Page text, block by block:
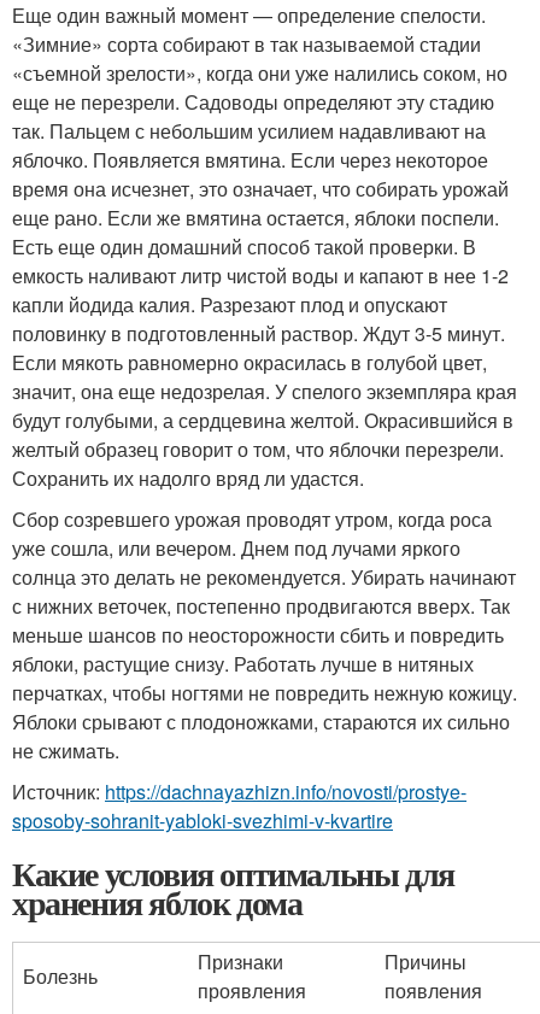
Еще один важный момент — определение спелости.
«Зимние» сорта собирают в так называемой стадии
«съемной зрелости», когда они уже налились соком, но
еще не перезрели. Садоводы определяют эту стадию
так. Пальцем с небольшим усилием надавливают на
яблочко. Появляется вмятина. Если через некоторое
время она исчезнет, это означает, что собирать урожай
еще рано. Если же вмятина остается, яблоки поспели.
Есть еще один домашний способ такой проверки. В
емкость наливают литр чистой воды и капают в нее 1-2
капли йодида калия. Разрезают плод и опускают
половинку в подготовленный раствор. Ждут 3-5 минут.
Если мякоть равномерно окрасилась в голубой цвет,
значит, она еще недозрелая. У спелого экземпляра края
будут голубыми, а сердцевина желтой. Окрасившийся в
желтый образец говорит о том, что яблочки перезрели.
Сохранить их надолго вряд ли удастся.
Сбор созревшего урожая проводят утром, когда роса
уже сошла, или вечером. Днем под лучами яркого
солнца это делать не рекомендуется. Убирать начинают
с нижних веточек, постепенно продвигаются вверх. Так
меньше шансов по неосторожности сбить и повредить
яблоки, растущие снизу. Работать лучше в нитяных
перчатках, чтобы ногтями не повредить нежную кожицу.
Яблоки срывают с плодоножками, стараются их сильно
не сжимать.
Источник: https://dachnayazhizn.info/novosti/prostye-
sposoby-sohranit-yabloki-svezhimi-v-kvartire
Какие условия оптимальны для
хранения яблок дома
Болезнь
Признаки
проявления
Причины
появления